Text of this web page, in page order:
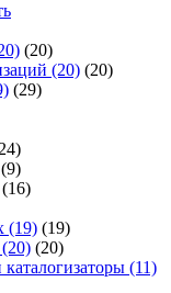
(20)
(20) (20)
(29)
(9)
(16)
(19) (19)
(20) (20)
(11)